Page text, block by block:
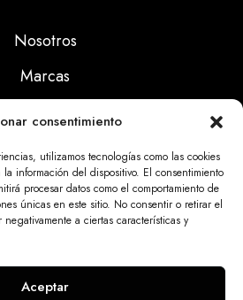
consentimiento
utilizamos tecnologías como las cookies
información del dispositivo. El consentimiento
procesar datos como el comportamiento de
únicas en este sitio. No consentir o retirar el
a ciertas características y
Aceptar
Nosotros
Marcas
Noticias
Aviso Legal
Cookies